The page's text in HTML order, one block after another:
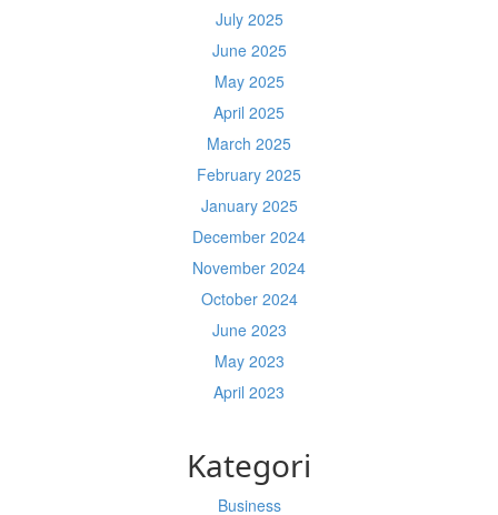
July 2025
June 2025
May 2025
April 2025
March 2025
February 2025
January 2025
December 2024
November 2024
October 2024
June 2023
May 2023
April 2023
Kategori
Business